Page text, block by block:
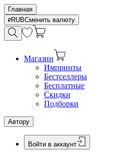
Главная
RUBСменить валюту
Магазин
Импринты
Бестселлеры
Бесплатные
Скидки
Подборки
Автору
Войти в аккаунт